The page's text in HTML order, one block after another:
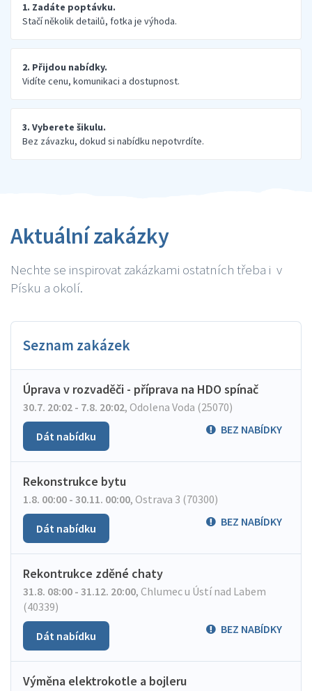
1. Zadáte poptávku.
Stačí několik detailů, fotka je výhoda.
2. Přijdou nabídky.
Vidíte cenu, komunikaci a dostupnost.
3. Vyberete šikulu.
Bez závazku, dokud si nabídku nepotvrdíte.
Aktuální zakázky
Nechte se inspirovat zakázkami ostatních třeba i v
Písku a okolí.
Seznam zakázek
Úprava v rozvaděči - příprava na HDO spínač
30.7. 20:02 - 7.8. 20:02, Odolena Voda (25070)
BEZ NABÍDKY
Dát nabídku
Rekonstrukce bytu
1.8. 00:00 - 30.11. 00:00, Ostrava 3 (70300)
BEZ NABÍDKY
Dát nabídku
Rekontrukce zděné chaty
31.8. 08:00 - 31.12. 20:00, Chlumec u Ústí nad Labem
(40339)
BEZ NABÍDKY
Dát nabídku
Výměna elektrokotle a bojleru